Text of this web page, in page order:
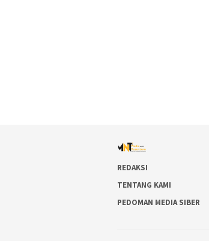
REDAKSI
TENTANG KAMI
PEDOMAN MEDIA SIBER